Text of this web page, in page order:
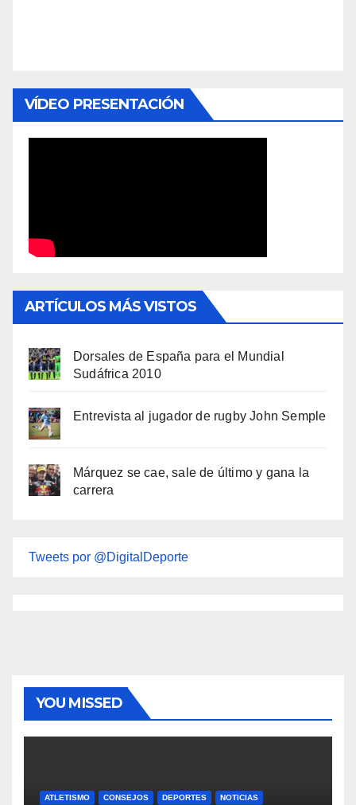
VÍDEO PRESENTACIÓN
ARTÍCULOS MÁS VISTOS
Dorsales de España para el Mundial
Sudáfrica 2010
Entrevista al jugador de rugby John Semple
Márquez se cae, sale de último y gana la
carrera
Tweets por @DigitalDeporte
YOU MISSED
ATLETISMO CONSEJOS DEPORTES NOTICIAS